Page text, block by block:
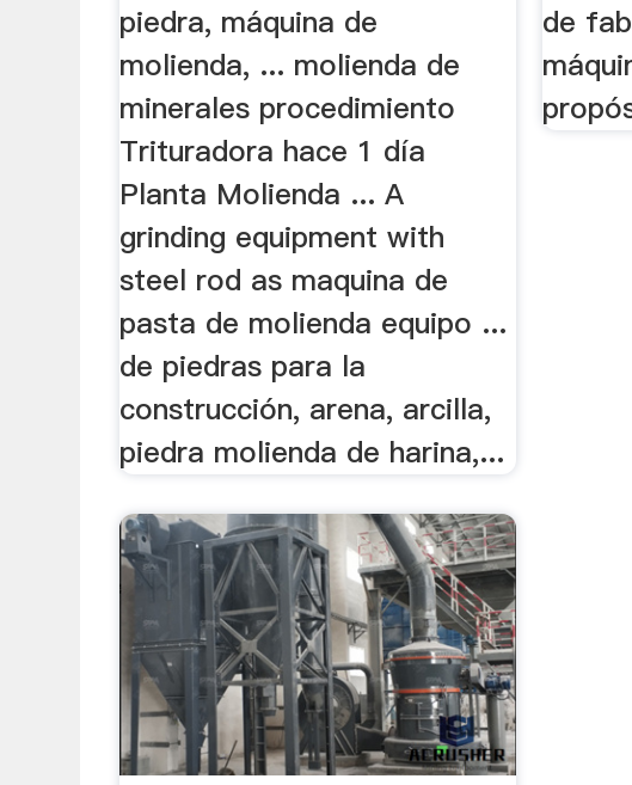
piedra, máquina de
molienda, ... molienda de
minerales procedimiento
Trituradora hace 1 día
Planta Molienda ... A
grinding equipment with
steel rod as maquina de
pasta de molienda equipo ...
de piedras para la
construcción, arena, arcilla,
piedra molienda de harina,...
de